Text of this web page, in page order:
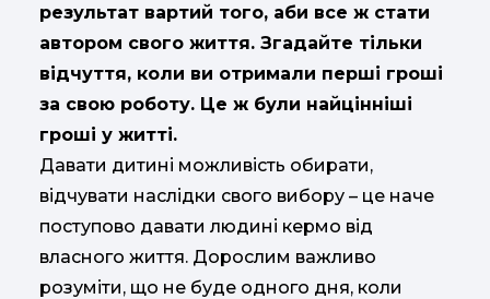
результат вартий того, аби все ж стати
автором свого життя. Згадайте тільки
відчуття, коли ви отримали перші гроші
за свою роботу. Це ж були найцінніші
гроші у житті.
Давати дитині можливість обирати,
відчувати наслідки свого вибору – це наче
поступово давати людині кермо від
власного життя. Дорослим важливо
розуміти, що не буде одного дня, коли